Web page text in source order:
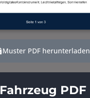
Muster PDF herunterladen
Fahrzeug PDF